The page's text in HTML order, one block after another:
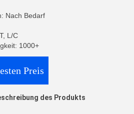
Nach Bedarf
L/C
1000+
Preis
des Produkts